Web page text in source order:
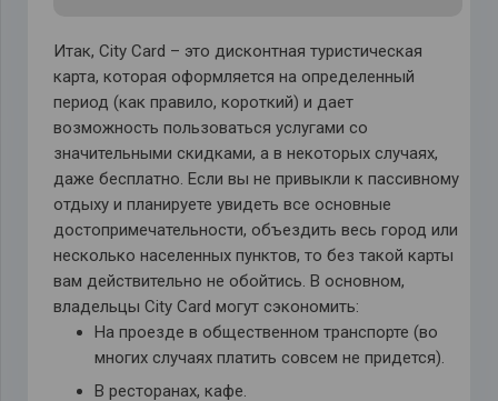
Итак, City Card – это дисконтная туристическая
карта, которая оформляется на определенный
период (как правило, короткий) и дает
возможность пользоваться услугами со
значительными скидками, а в некоторых случаях,
даже бесплатно. Если вы не привыкли к пассивному
отдыху и планируете увидеть все основные
достопримечательности, объездить весь город или
несколько населенных пунктов, то без такой карты
вам действительно не обойтись. В основном,
владельцы City Card могут сэкономить:
На проезде в общественном транспорте (во
многих случаях платить совсем не придется).
В ресторанах, кафе.